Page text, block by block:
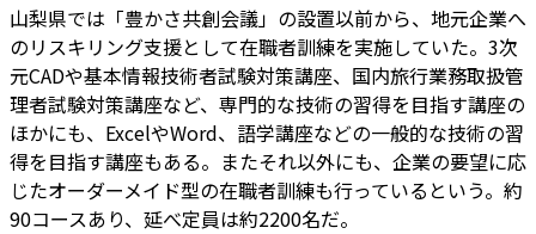
山梨県では「豊かさ共創会議」の設置以前から、地元企業へ
のリスキリング支援として在職者訓練を実施していた。3次
元CADや基本情報技術者試験対策講座、国内旅行業務取扱管
理者試験対策講座など、専門的な技術の習得を目指す講座の
ほかにも、ExcelやWord、語学講座などの一般的な技術の習
得を目指す講座もある。またそれ以外にも、企業の要望に応
じたオーダーメイド型の在職者訓練も行っているという。約
90コースあり、延べ定員は約2200名だ。